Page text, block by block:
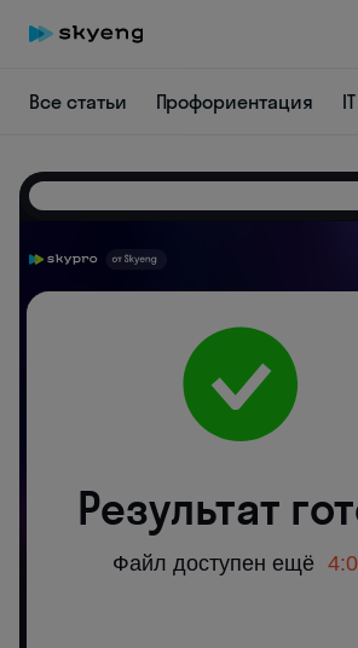
Все статьи Профориентация IT